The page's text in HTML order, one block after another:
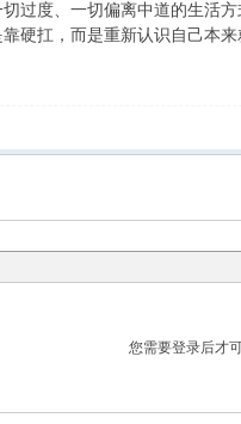
过度、一切偏离中道的生活
硬扛，而是重新认识自己本
您需要登录后才